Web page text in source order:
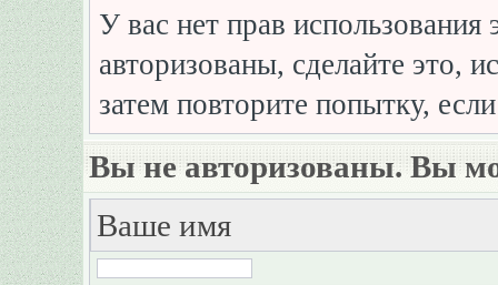
У вас нет прав
авторизованы, сделайте это,
затем повторите попытку,
Вы не авторизованы. Вы
Ваше имя